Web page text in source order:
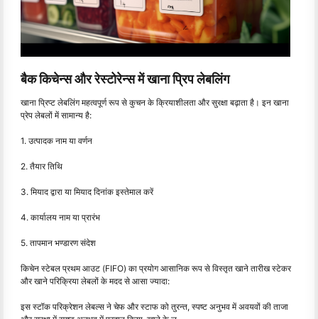
बैक किचेन्स और रेस्टोरेन्स में खाना प्रिप लेबलिंग
खाना प्रिप्ट लेबलिंग महत्वपूर्ण रूप से कुचन के क्रियाशीलता और सुरक्षा बढ़ाता है। इन खाना
प्रेप लेबलों में सामान्य है:
1. उत्पादक नाम या वर्णन
2. तैयार तिथि
3. मियाद द्वारा या मियाद दिनांक इस्तेमाल करें
4. कार्यालय नाम या प्रारंभ
5. तापमान भण्डारण संदेश
किचेन स्टेबल प्रथम आउट (FIFO) का प्रयोग आसानिक रूप से विस्तृत खाने तारीख स्टेकर
और खाने परिक्रिया लेबलों के मदद से आसा ज्यादा:
इस स्टॉक परिक्रेशन लेबल्स ने चेफ और स्टाफ को तुरन्त, स्पष्ट अनुभव में अवयवों की ताजा